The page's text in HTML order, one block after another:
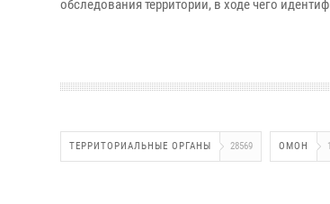
обследования территории, в ходе чего
ТЕРРИТОРИАЛЬНЫЕ ОРГАНЫ 28569 ОМОН